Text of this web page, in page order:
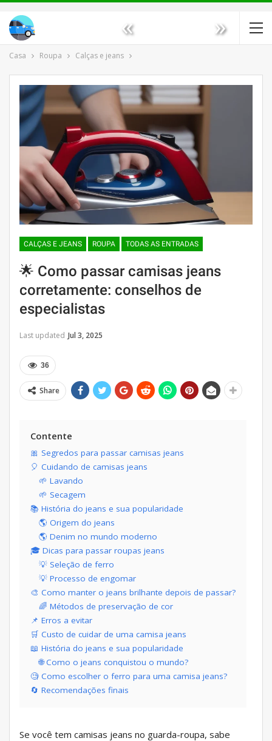
« »
Casa Roupa Calças e jeans
CALÇAS E JEANS ROUPA TODAS AS ENTRADAS
🌟 Como passar camisas jeans
corretamente: conselhos de
especialistas
Last updated Jul 3, 2025
36
Share
Contente
🎀 Segredos para passar camisas jeans
🎈 Cuidando de camisas jeans
🌱 Lavando
🌱 Secagem
📚 História do jeans e sua popularidade
🌎 Origem do jeans
🌎 Denim no mundo moderno
🎓 Dicas para passar roupas jeans
💡 Seleção de ferro
💡 Processo de engomar
🎨 Como manter o jeans brilhante depois de passar?
🌈 Métodos de preservação de cor
📌 Erros a evitar
🛒 Custo de cuidar de uma camisa jeans
📖 História do jeans e sua popularidade
🌐 Como o jeans conquistou o mundo?
🧐 Como escolher o ferro para uma camisa jeans?
🔄 Recomendações finais
Se você tem camisas jeans no guarda-roupa, sabe